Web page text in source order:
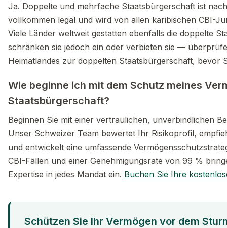
Ja. Doppelte und mehrfache Staatsbürgerschaft ist
vollkommen legal und wird von allen karibischen CBI-
Viele Länder weltweit gestatten ebenfalls die doppelte
schränken sie jedoch ein oder verbieten sie —
Heimatlandes zur doppelten Staatsbürgerschaft, bevor
Wie beginne ich mit dem Schutz meines
Staatsbürgerschaft?
Beginnen Sie mit einer vertraulichen, unverbindlichen
Unser Schweizer Team bewertet Ihr Risikoprofil,
und entwickelt eine umfassende
CBI-Fällen und einer Genehmigungsrate von 99 %
Expertise in jedes Mandat ein. Buchen Sie Ihre
Schützen Sie Ihr Vermögen vor dem